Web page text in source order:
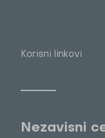
Korisni linkovi
Nezavisni